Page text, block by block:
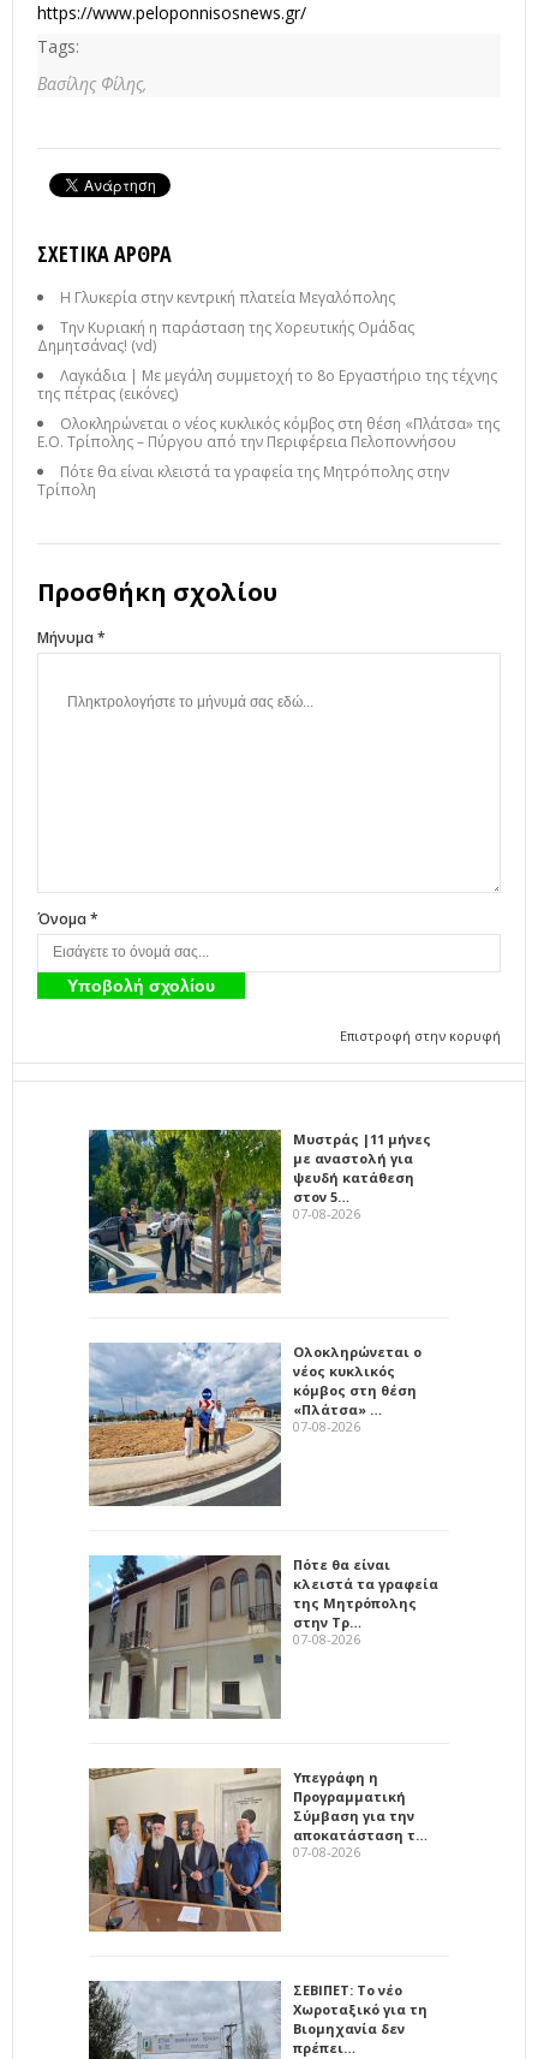
https://www.peloponnisosnews.gr/
Tags:
Βασίλης Φίλης,
ΣΧΕΤΙΚΆ ΆΡΘΡΑ
Η Γλυκερία στην κεντρική πλατεία Μεγαλόπολης
Την Κυριακή η παράσταση της Χορευτικής Ομάδας
Δημητσάνας! (vd)
Λαγκάδια | Με μεγάλη συμμετοχή το 8ο Εργαστήριο της τέχνης
της πέτρας (εικόνες)
Ολοκληρώνεται ο νέος κυκλικός κόμβος στη θέση «Πλάτσα» της
Ε.Ο. Τρίπολης – Πύργου από την Περιφέρεια Πελοποννήσου
Πότε θα είναι κλειστά τα γραφεία της Μητρόπολης στην
Τρίπολη
Προσθήκη σχολίου
Μήνυμα *
Όνομα *
Επιστροφή στην κορυφή
Μυστράς |11 μήνες
με αναστολή για
ψευδή κατάθεση
στον 5…
07-08-2026
Ολοκληρώνεται ο
νέος κυκλικός
κόμβος στη θέση
«Πλάτσα» …
07-08-2026
Πότε θα είναι
κλειστά τα γραφεία
της Μητρόπολης
στην Τρ…
07-08-2026
Υπεγράφη η
Προγραμματική
Σύμβαση για την
αποκατάσταση τ…
07-08-2026
ΣΕΒΙΠΕΤ: Το νέο
Χωροταξικό για τη
Βιομηχανία δεν
πρέπει…